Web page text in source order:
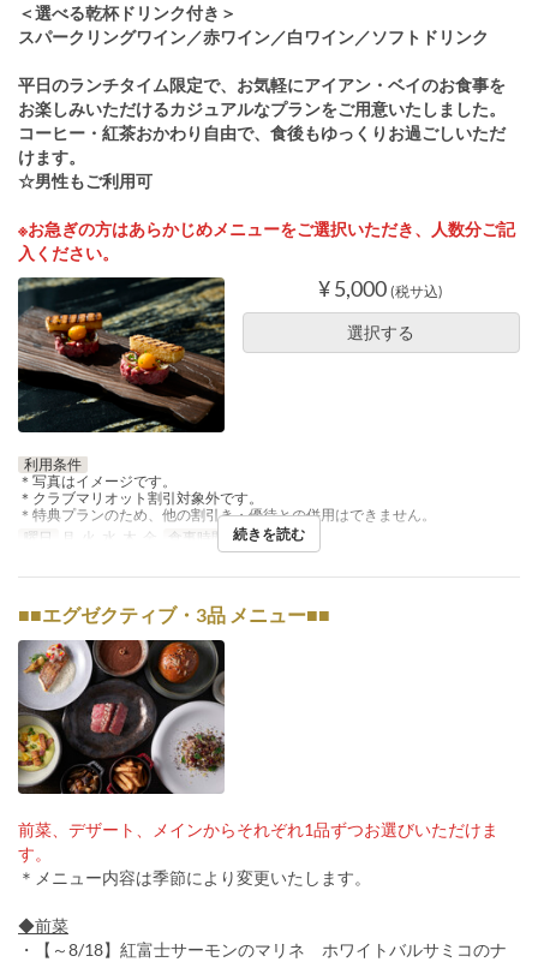
＜選べる乾杯ドリンク付き＞
スパークリングワイン／赤ワイン／白ワイン／ソフトドリンク
平日のランチタイム限定で、お気軽にアイアン・ベイのお食事を
お楽しみいただけるカジュアルなプランをご用意いたしました。
コーヒー・紅茶おかわり自由で、食後もゆっくりお過ごしいただ
けます。
☆男性もご利用可
※お急ぎの方はあらかじめメニューをご選択いただき、人数分ご記
入ください。
¥ 5,000 (税サ込)
選択する
利用条件
＊写真はイメージです。
＊クラブマリオット割引対象外です。
＊特典プランのため、他の割引き・優待との併用はできません。
曜日
月, 火, 水, 木, 金 食事時間 ランチ
続きを読む
■■エグゼクティブ・3品 メニュー■■
前菜、デザート、メインからそれぞれ1品ずつお選びいただけま
す。
＊メニュー内容は季節により変更いたします。
◆前菜
・【～8/18】紅富士サーモンのマリネ ホワイトバルサミコのナ